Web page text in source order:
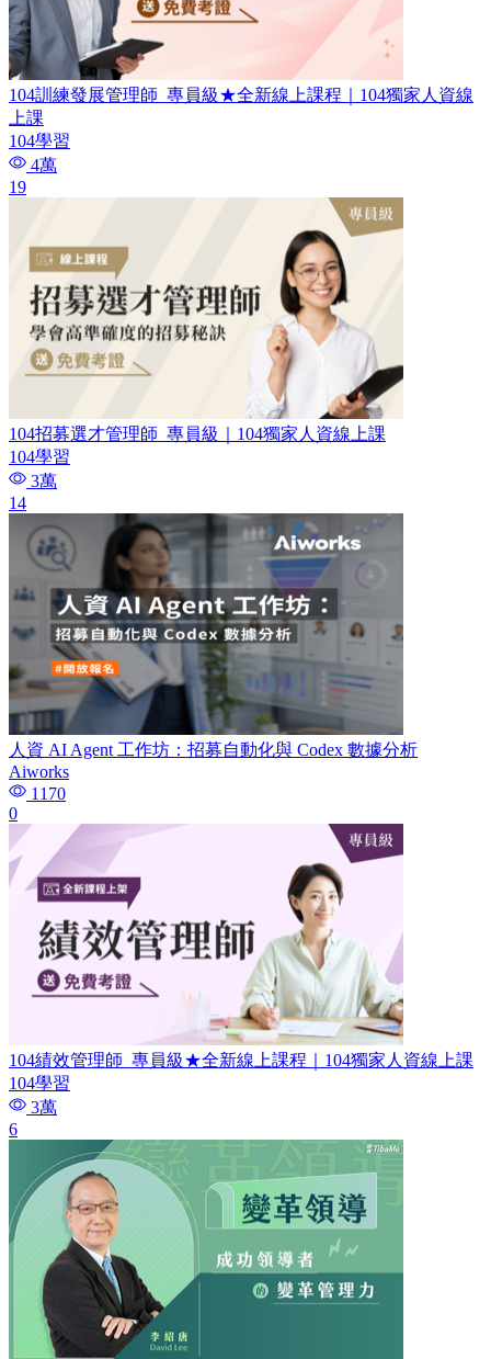
104訓練發展管理師_專員級​★全新線上課程｜104獨家人資線
上課
104學習
4萬
19
104招募選才管理師_專員級｜104獨家人資線上課
104學習
3萬
14
人資 AI Agent 工作坊：招募自動化與 Codex 數據分析
Aiworks
1170
0
104績效管理師​_專員級★全新線上課程｜104獨家人資線上課
104學習
3萬
6